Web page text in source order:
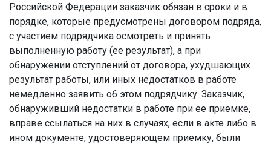
Российской Федерации заказчик обязан в сроки и в
порядке, которые предусмотрены договором подряда,
с участием подрядчика осмотреть и принять
выполненную работу (ее результат), а при
обнаружении отступлений от договора, ухудшающих
результат работы, или иных недостатков в работе
немедленно заявить об этом подрядчику. Заказчик,
обнаруживший недостатки в работе при ее приемке,
вправе ссылаться на них в случаях, если в акте либо в
ином документе, удостоверяющем приемку, были